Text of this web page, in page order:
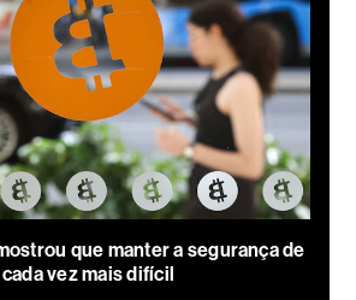
que manter a segurança de
vez mais difícil